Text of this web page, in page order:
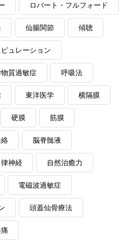
ロバート・フルフォード
仙腸関節 傾聴
ュレーション
質過敏症 呼吸法
東洋医学 横隔膜
硬膜 筋膜
脳脊髄液
律神経 自然治癒力
電磁波過敏症
頭蓋仙骨療法